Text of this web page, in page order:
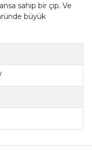
sahip bir çip. Ve
büyük